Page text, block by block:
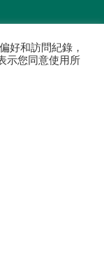
好和訪問紀錄，
示您同意使用所